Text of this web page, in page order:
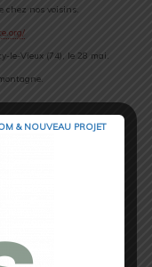
chez nos voisins.
g/
le-Vieux (74), le 28 mai.
(74), le 25 juin.
(04), le 6 août.
& NOUVEAU PROJET